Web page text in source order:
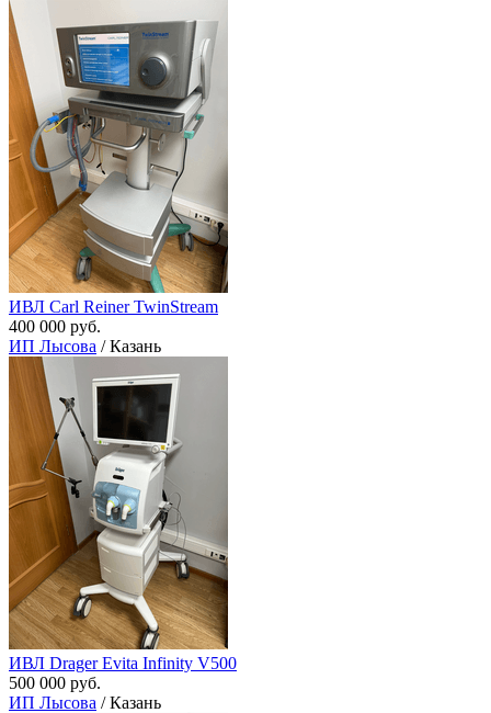
ИВЛ Сarl Reiner TwinStream
400 000 руб.
ИП Лысова / Казань
ИВЛ Drager Evita Infinity V500
500 000 руб.
ИП Лысова / Казань